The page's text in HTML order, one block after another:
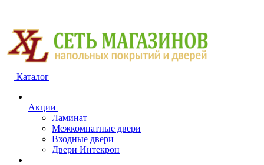
Каталог
Акции
Ламинат
Межкомнатные двери
Входные двери
Двери Интекрон